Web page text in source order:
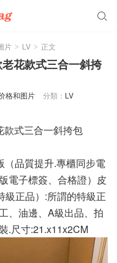

片 > LV > 正文
花款式三合一斜挎
格和图片 分類： LV
款式三合一斜挎包
品質提升.專櫃同步電
電子標簽、合格證）皮
級正品）:所謂的特級正
、油邊、A級出品、拍
.尺寸:21.x11x2CM